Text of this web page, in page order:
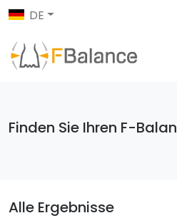
DE
Finden Sie Ihren F-
Alle Ergebnisse